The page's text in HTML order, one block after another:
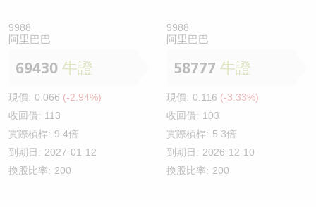
9988
阿里巴巴
69430 牛證
現價: 0.066 (-2.94%)
收回價: 113
實際槓桿: 9.4倍
到期日: 2027-01-12
換股比率: 200
9988
阿里巴巴
58777 牛證
現價: 0.116 (-3.33%)
收回價: 103
實際槓桿: 5.3倍
到期日: 2026-12-10
換股比率: 200